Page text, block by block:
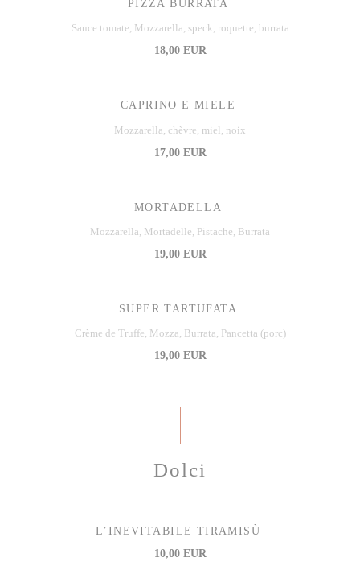
PIZZA BURRATA
Sauce tomate, Mozzarella, speck, roquette, burrata
18,00 EUR
CAPRINO E MIELE
Mozzarella, chèvre, miel, noix
17,00 EUR
MORTADELLA
Mozzarella, Mortadelle, Pistache, Burrata
19,00 EUR
SUPER TARTUFATA
Crème de Truffe, Mozza, Burrata, Pancetta (porc)
19,00 EUR
Dolci
L’INEVITABILE TIRAMISÙ
10,00 EUR